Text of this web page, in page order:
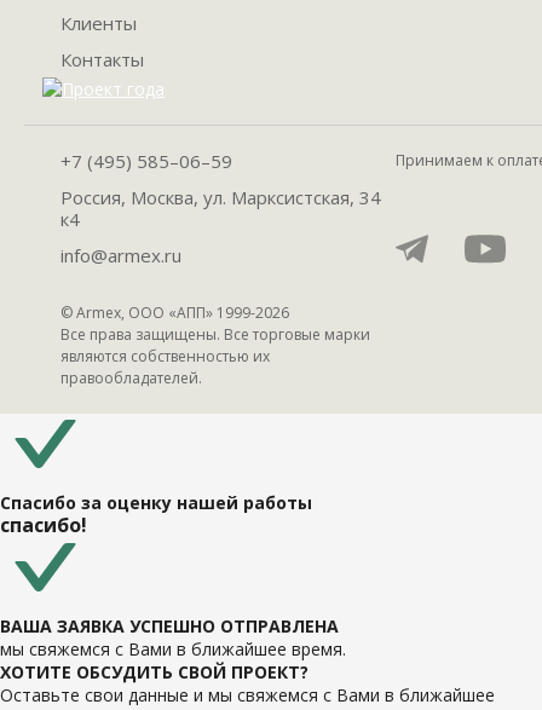
Клиенты
Контакты
+7 (495) 585–06–59
Россия, Москва, ул. Марксистская, 34
к4
info@armex.ru
© Armex, ООО «АПП» 1999-2026
Все права защищены. Все торговые марки
являются собственностью их
правообладателей.
Принимаем к
Спасибо за оценку нашей работы
спасибо!
ВАША ЗАЯВКА УСПЕШНО ОТПРАВЛЕНА
мы свяжемся с Вами в ближайшее время.
ХОТИТЕ ОБСУДИТЬ СВОЙ ПРОЕКТ?
Оставьте свои данные и мы свяжемся с Вами в ближайшее